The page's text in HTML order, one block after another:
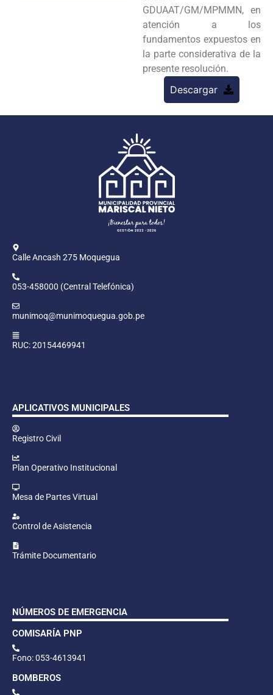
GDUAAT/GM/MPMMN, en
atención a los
fundamentos expuestos en
la parte considerativa de la
presente resolución.
Descargar
Calle Ancash 275 Moquegua
053-458000 (Central Telefónica)
munimoq@munimoquegua.gob.pe
RUC: 20154469941
APLICATIVOS MUNICIPALES
Registro Civil
Plan Operativo Institucional
Mesa de Partes Virtual
Control de Asistencia
Trámite Documentario
NÚMEROS DE EMERGENCIA
COMISARÍA PNP
Fono: 053-4613941
BOMBEROS